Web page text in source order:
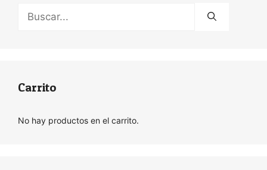
Carrito
No hay productos en el carrito.